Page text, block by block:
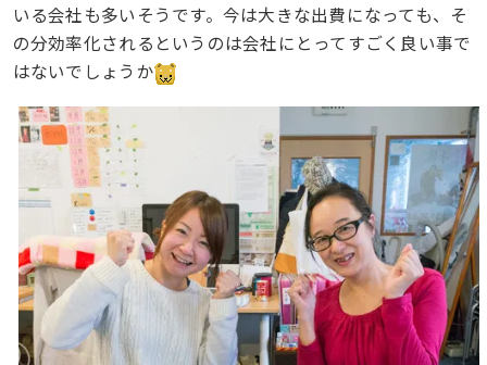
いる会社も多いそうです。今は大きな出費になっても、そ
の分効率化されるというのは会社にとってすごく良い事で
はないでしょうか